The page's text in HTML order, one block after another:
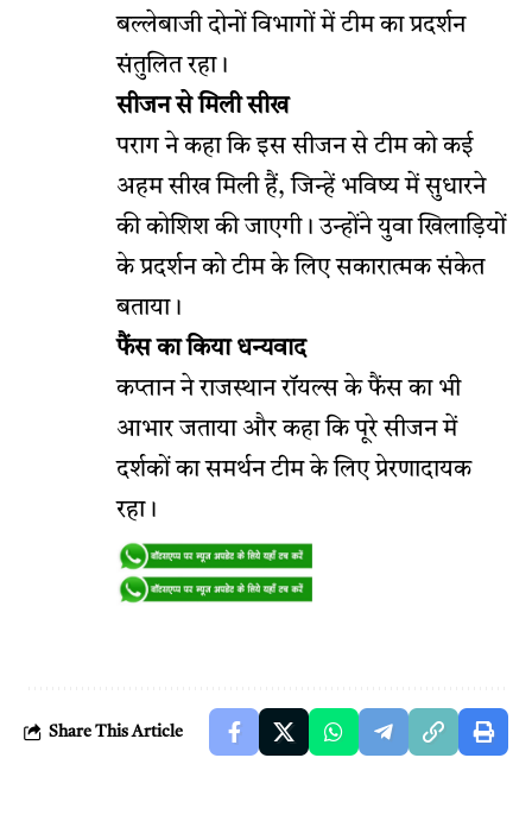
बल्लेबाजी दोनों विभागों में टीम का प्रदर्शन
संतुलित रहा।
सीजन से मिली सीख
पराग ने कहा कि इस सीजन से टीम को कई
अहम सीख मिली हैं, जिन्हें भविष्य में सुधारने
की कोशिश की जाएगी। उन्होंने युवा खिलाड़ियों
के प्रदर्शन को टीम के लिए सकारात्मक संकेत
बताया।
फैंस का किया धन्यवाद
कप्तान ने राजस्थान रॉयल्स के फैंस का भी
आभार जताया और कहा कि पूरे सीजन में
दर्शकों का समर्थन टीम के लिए प्रेरणादायक
रहा।
Share This Article